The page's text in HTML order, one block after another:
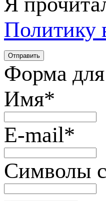
Политику
Форма
Имя*
E-mail*
Символы